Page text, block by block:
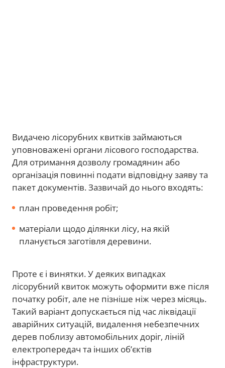
Видачею лісорубних квитків займаються
уповноважені органи лісового господарства.
Для отримання дозволу громадянин або
організація повинні подати відповідну заяву та
пакет документів. Зазвичай до нього входять:
план проведення робіт;
матеріали щодо ділянки лісу, на якій
планується заготівля деревини.
Проте є і винятки. У деяких випадках
лісорубний квиток можуть оформити вже після
початку робіт, але не пізніше ніж через місяць.
Такий варіант допускається під час ліквідації
аварійних ситуацій, видалення небезпечних
дерев поблизу автомобільних доріг, ліній
електропередач та інших об’єктів
інфраструктури.